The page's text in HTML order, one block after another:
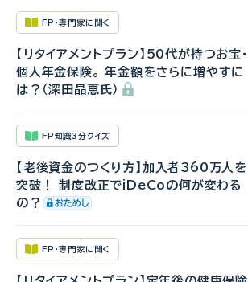
FP・専門家に聞く
【リタイアメントプラン】50代が持つお宝・
個人年金保険。 年金額をさらに増やすに
は？（深田晶恵氏）
FP知識3分クイズ
【老後資金のつくり方】加入者360万人を
突破！ 制度改正でiDeCoの何が変わる
の？
FP・専門家に聞く